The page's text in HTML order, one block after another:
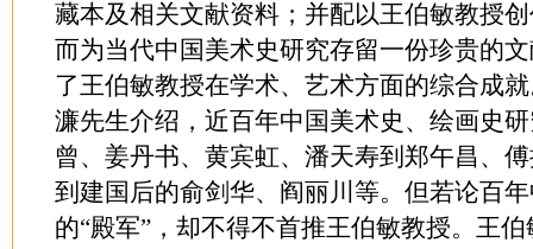
藏本及相关文献资料；并配以王伯敏教授
而为当代中国美术史研究存留一份珍贵的
了王伯敏教授在学术、艺术方面的综合成
濂先生介绍，近百年中国美术史、绘画史
曾、姜丹书、黄宾虹、潘天寿到郑午昌、
到建国后的俞剑华、阎丽川等。但若论百
的“殿军”，却不得不首推王伯敏教授。王